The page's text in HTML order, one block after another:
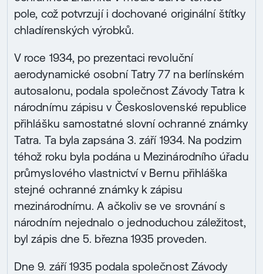
pole, což potvrzují i dochované originální štítky
chladírenských výrobků.
V roce 1934, po prezentaci revoluční
aerodynamické osobní Tatry 77 na berlínském
autosalonu, podala společnost Závody Tatra k
národnímu zápisu v Československé republice
přihlášku samostatné slovní ochranné známky
Tatra. Ta byla zapsána 3. září 1934. Na podzim
téhož roku byla podána u Mezinárodního úřadu
průmyslového vlastnictví v Bernu přihláška
stejné ochranné známky k zápisu
mezinárodnímu. A ačkoliv se ve srovnání s
národním nejednalo o jednoduchou záležitost,
byl zápis dne 5. března 1935 proveden.
Dne 9. září 1935 podala společnost Závody